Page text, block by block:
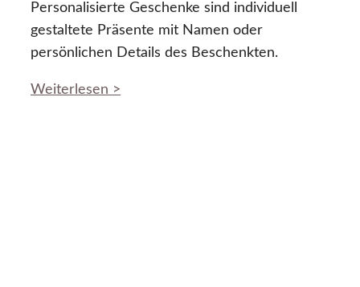
Personalisierte Geschenke sind individuell
gestaltete Präsente mit Namen oder
persönlichen Details des Beschenkten.
Weiterlesen >